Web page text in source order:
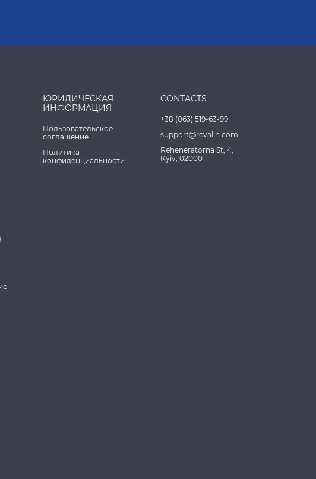
ЮРИДИЧЕСКАЯ
ИНФОРМАЦИЯ
Пользовательское
соглашение
Политика
конфиденциальности
CONTACTS
+38 (063) 519-63-99
support@revalin.com
Reheneratorna St, 4,
Kyiv, 02000